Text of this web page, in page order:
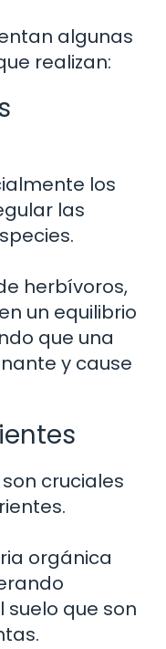
algunas
realizan:
los
las
herbívoros,
un equilibrio
que una
y cause
cruciales
orgánica
suelo que son